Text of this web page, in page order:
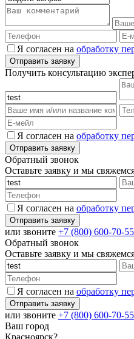
Я согласен на обработку
Получить консультацию
Я согласен на обработку
Обратный звонок
Оставьте заявку и мы
Я согласен на обработку
или звоните +7 (800) 600-70-55
Обратный звонок
Оставьте заявку и мы
Я согласен на обработку
или звоните +7 (800) 600-70-55
Ваш город
Красноярск?